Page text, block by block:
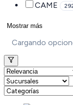
CAME
Mostrar más
Cargando